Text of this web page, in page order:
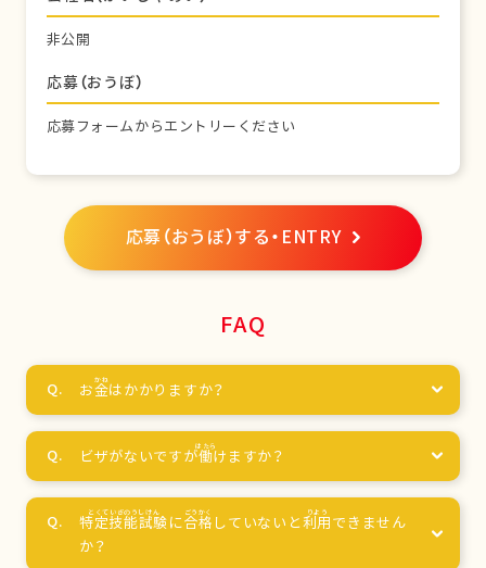
非公開
応募（おうぼ）
応募フォームからエントリーください
応募（おうぼ）する・ENTRY
FAQ
お金はかかりますか？
ビザがないですが働けますか？
特定技能試験に合格 していないと利用 できません
か？